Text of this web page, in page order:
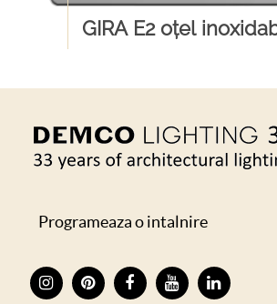
GIRA E2 oțel
Programeaza o intalnire